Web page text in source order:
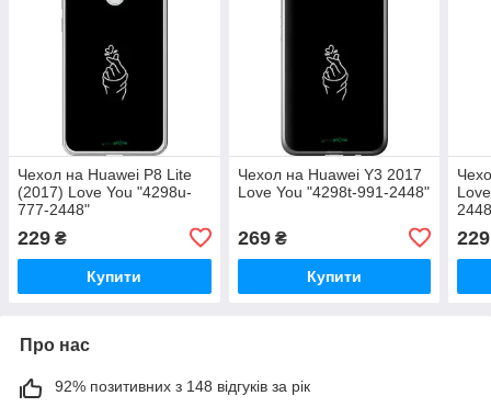
Чехол на Huawei P8 Lite
(2017) Love You "4298u-
777-2448"
229 ₴
Купити
Чехол на Huawei Y3 2017
Love You "4298t-991-2448"
269₴
Купити
229
Про нас
92% позитивних з 148 відгуків за рік